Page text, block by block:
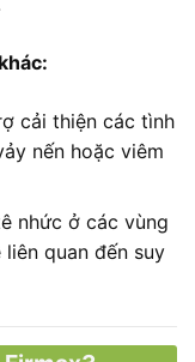
cải thiện các tình
nến hoặc viêm
nhức ở các vùng
quan đến suy